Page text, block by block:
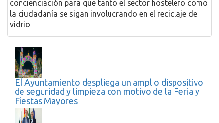
concienciación para que tanto el sector hostelero como
la ciudadanía se sigan involucrando en el reciclaje de
vidrio
El Ayuntamiento despliega un amplio dispositivo
de seguridad y limpieza con motivo de la Feria y
Fiestas Mayores